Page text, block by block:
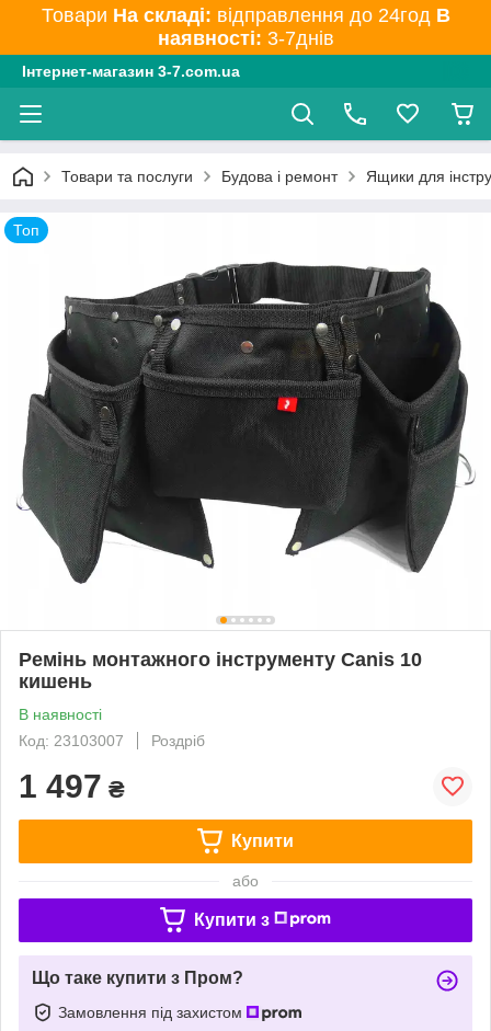
Товари На складі: відправлення до 24год В
наявності: 3-7днів
Інтернет-магазин 3-7.com.ua
Товари та послуги Будова і ремонт Ящики для
Топ
Ремінь монтажного інструменту Canis 10
кишень
В наявності
Код: 23103007
Роздріб
1 497 ₴
Купити
або
Купити з
Що таке купити з Пром?
Замовлення під захистом